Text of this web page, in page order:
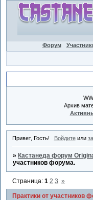
Форум
Архив
Привет, Гость! Войдитеили
» Кастанеда форум
участников форума.
Практики от участников
Страница:1 2 3 »